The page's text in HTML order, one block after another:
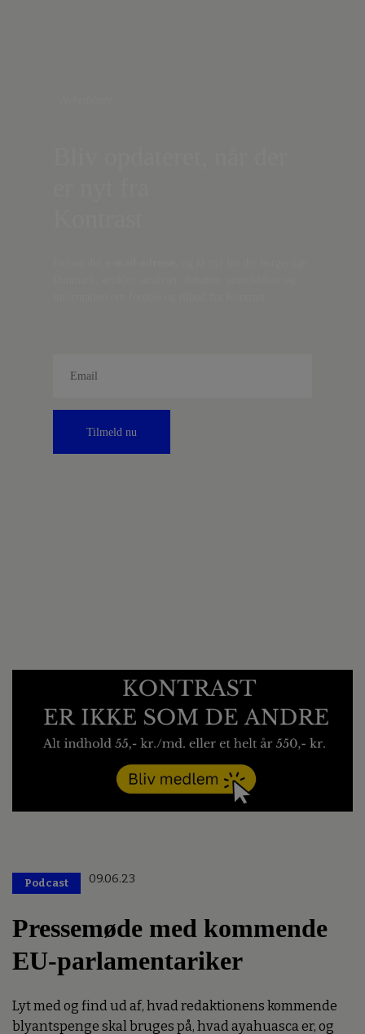
Tilmeld nu
Podcast 09.06.23
Pressemøde med kommende
EU-parlamentariker
Lyt med og find ud af, hvad redaktionens kommende
blyantspenge skal bruges på, hvad ayahuasca er, og